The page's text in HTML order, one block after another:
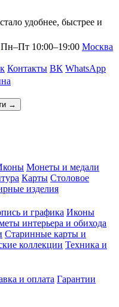
удобнее, быстрее и
Пн–Пт 10:00–19:00 Москва
Контакты ВК WhatsApp
→
Монеты и медали
Карты Столовое
изделия
и графика Иконы
интерьера и обихода
Старинные карты и
коллекции Техника и
и оплата Гарантии